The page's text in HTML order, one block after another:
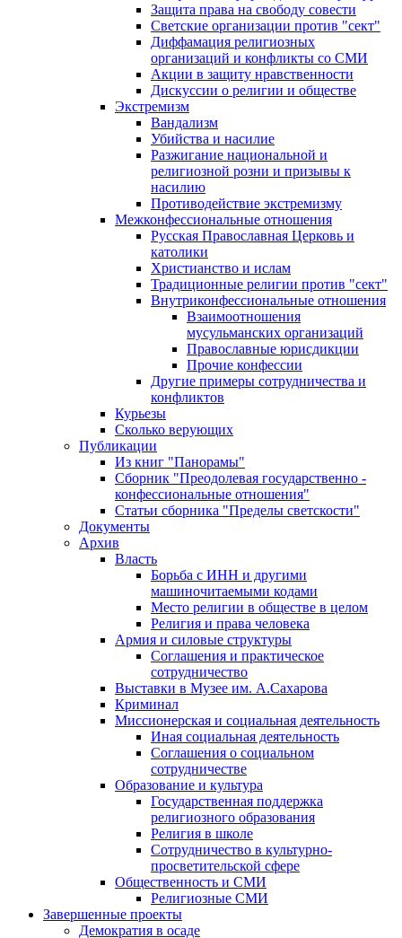
Защита права на свободу совести
Светские организации против "сект"
Диффамация религиозных
организаций и конфликты со СМИ
Акции в защиту нравственности
Дискуссии о религии и обществе
Экстремизм
Вандализм
Убийства и насилие
Разжигание национальной и
религиозной розни и призывы к
насилию
Противодействие экстремизму
Межконфессиональные отношения
Русская Православная Церковь и
католики
Христианство и ислам
Традиционные религии против "сект"
Внутриконфессиональные отношения
Взаимоотношения
мусульманских организаций
Православные юрисдикции
Прочие конфессии
Другие примеры сотрудничества и
конфликтов
Курьезы
Сколько верующих
Публикации
Из книг "Панорамы"
Сборник "Преодолевая государственно -
конфессиональные отношения"
Статьи сборника "Пределы светскости"
Документы
Архив
Власть
Борьба с ИНН и другими
машиночитаемыми кодами
Место религии в обществе в целом
Религия и права человека
Армия и силовые структуры
Соглашения и практическое
сотрудничество
Выставки в Музее им. А.Сахарова
Криминал
Миссионерская и социальная деятельность
Иная социальная деятельность
Соглашения о социальном
сотрудничестве
Образование и культура
Государственная поддержка
религиозного образования
Религия в школе
Сотрудничество в культурно-
просветительской сфере
Общественность и СМИ
Религиозные СМИ
Завершенные проекты
Демократия в осаде